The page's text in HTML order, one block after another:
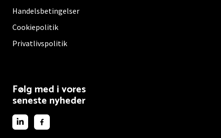
Handelsbetingelser
Cookiepolitik
Privatlivspolitik
Følg med i vores
seneste nyheder